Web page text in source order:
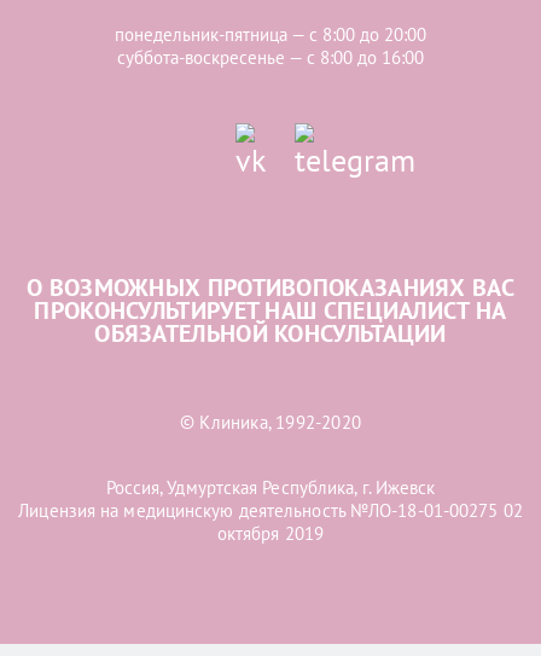
понедельник-пятница — с 8:00 до 20:00
суббота-воскресенье — с 8:00 до 16:00
О ВОЗМОЖНЫХ ПРОТИВОПОКАЗАНИЯХ ВАС
ПРОКОНСУЛЬТИРУЕТ НАШ СПЕЦИАЛИСТ НА
ОБЯЗАТЕЛЬНОЙ КОНСУЛЬТАЦИИ
© Клиника, 1992-2020
Россия, Удмуртская Республика, г. Ижевск
Лицензия на медицинскую деятельность №ЛО-18-01-00275 02
октября 2019